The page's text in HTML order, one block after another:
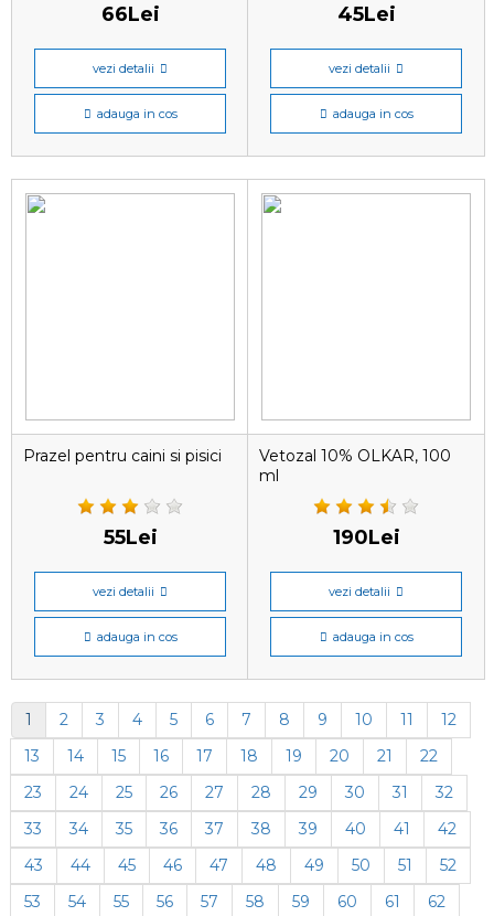
66Lei
vezi detalii
adauga in cos
45Lei
vezi detalii
adauga in cos
Prazel pentru caini si pisici
55Lei
vezi detalii
adauga in cos
Vetozal 10% OLKAR, 100
ml
190Lei
vezi detalii
adauga in cos
1 2 3 4 5 6 7 8 9 10 11
12
13
14 15 16 17 18 19 20 21
22
23
24 25 26 27 28 29 30 31
32
33
34 35 36 37 38 39 40 41
42
43
44 45 46 47 48 49 50 51
52
53
54 55 56 57 58 59 60 61
62